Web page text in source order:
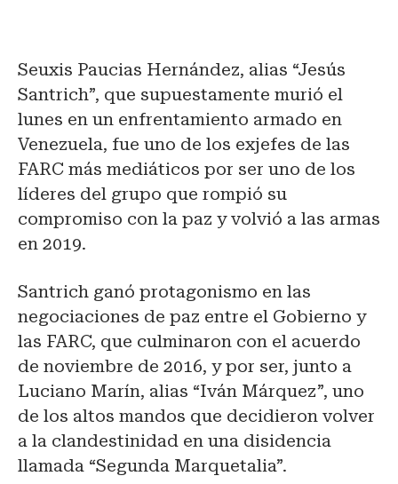
Seuxis Paucias Hernández, alias “Jesús
Santrich”, que supuestamente murió el
lunes en un enfrentamiento armado en
Venezuela, fue uno de los exjefes de las
FARC más mediáticos por ser uno de los
líderes del grupo que rompió su
compromiso con la paz y volvió a las armas
en 2019.
Santrich ganó protagonismo en las
negociaciones de paz entre el Gobierno y
las FARC, que culminaron con el acuerdo
de noviembre de 2016, y por ser, junto a
Luciano Marín, alias “Iván Márquez”, uno
de los altos mandos que decidieron volver
a la clandestinidad en una disidencia
llamada “Segunda Marquetalia”.